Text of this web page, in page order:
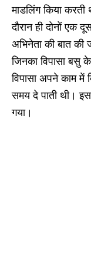
माडलिंग किया
दौरान ही दोनों एक
अभिनेता की बात की
जिनका विपासा बसु
विपासा अपने काम में
समय दे पाती थी। इस
गया।